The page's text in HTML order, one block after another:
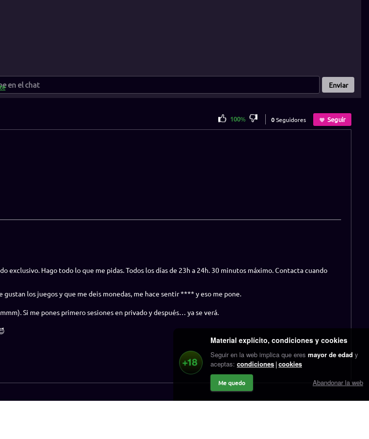
Material explícito, condiciones y cookies
Seguir en la web implica que eres mayor de edad y
aceptas: condiciones cookies
Me quedo Abandonar la web
Enviar
100% 0Seguidores Seguir
Hago todo lo que me pidas. Todos los días de 23h a 24h. 30 minutos máximo. Contacta cuando
los juegos y que me deis monedas, me hace sentir **** y eso me pone.
Si me pones primero sesiones en privado y después… ya se verá.